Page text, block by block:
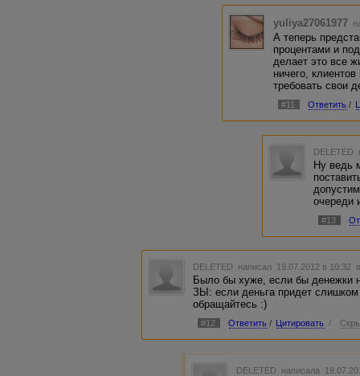
yuliya27061977
А теперь
процентами и
делает это все
ничего,
требовать свои
#11 Ответить /
DELETED
Ну ведь
очереди
#13
DELETED написал 19.07.2012 в 10:32
Было бы хуже, если бы денежки
ЗЫ: если деньга придет
обращайтесь :)
#12 Ответить / Цитировать /
DELETED написала